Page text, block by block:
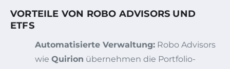
VORTEILE VON ROBO ADVISORS UND
ETFS
Automatisierte Verwaltung: Robo Advisors
wie Quirion übernehmen die Portfolio-